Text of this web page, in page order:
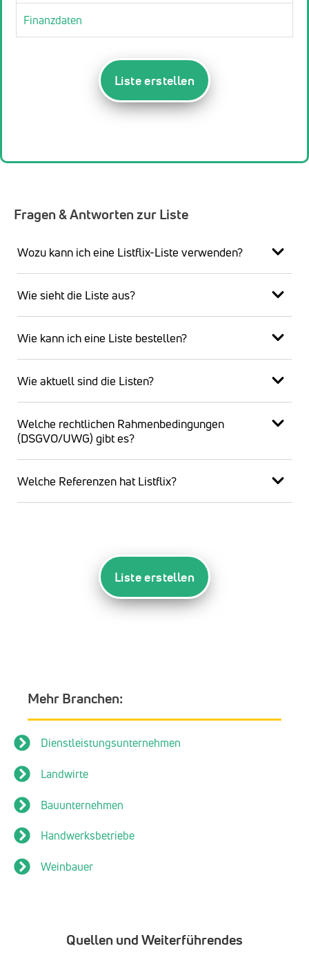
Finanzdaten
Liste erstellen
Fragen & Antworten zur Liste
Wozu kann ich eine Listflix-Liste verwenden?
Wie sieht die Liste aus?
Wie kann ich eine Liste bestellen?
Wie aktuell sind die Listen?
Welche rechtlichen Rahmenbedingungen
(DSGVO/UWG) gibt es?
Welche Referenzen hat Listflix?
Liste erstellen
Mehr Branchen:
Dienstleistungsunternehmen
Landwirte
Bauunternehmen
Handwerksbetriebe
Weinbauer
Quellen und Weiterführendes